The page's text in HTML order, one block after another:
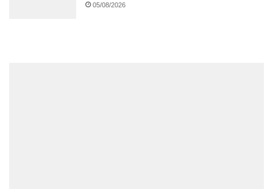
05/08/2026